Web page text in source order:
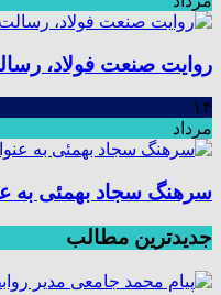
روایت صنعت فولاد،‌
۱۴
مرداد
سرهنگ سجاد بهمئی به
جدیدترین مطالب